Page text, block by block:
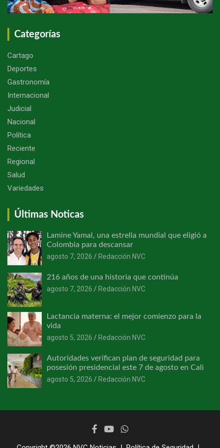
Categorías
Cartago
Deportes
Gastronomía
Internacional
Judicial
Nacional
Política
Reciente
Regional
Salud
Variedades
Últimas Noticas
Lamine Yamal, una estrella mundial que eligió a
Colombia para descansar
agosto 7, 2026
Redacción NVC
216 años de una historia que continúa
agosto 7, 2026
Redacción NVC
Lactancia materna: el mejor comienzo para la
vida
agosto 5, 2026
Redacción NVC
Autoridades verifican plan de seguridad para
posesión presidencial este 7 de agosto en Cali
agosto 5, 2026
Redacción NVC